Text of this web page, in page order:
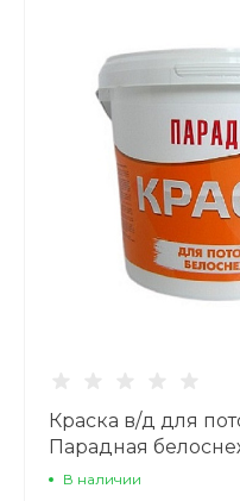
Краска в/д для
Парадная
В наличии